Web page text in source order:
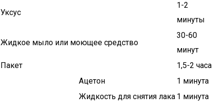
Уксус
1-2
минуты
Жидкое мыло или моющее средство
30-60
минут
Пакет
1,5-2 часа
Ацетон
1 минута
Жидкость для снятия лака 1 минута